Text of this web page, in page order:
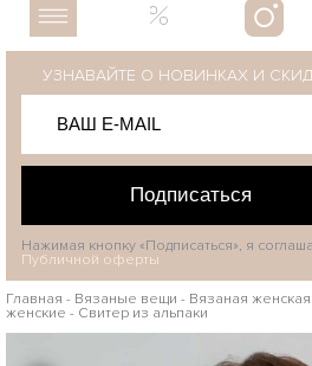
УЗНАВАЙТЕ О НОВИНКАХ И
Подписаться
Нажимая кнопку «Подписаться», я
Публичной оферты
Главная - Вязаные вещи - Вязаная
женские - Свитер из альпаки